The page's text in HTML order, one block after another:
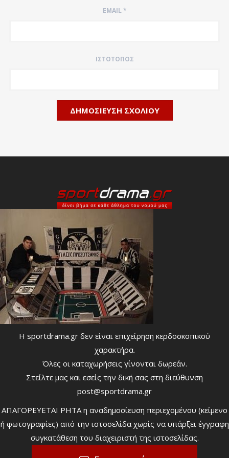
EMAIL*
ΙΣΤΌΤΟΠΟΣ
Η sportdrama.gr δεν είναι επιχείρηση κερδοσκοπικού
χαρακτήρα.
Όλες οι καταχωρήσεις γίνονται δωρεάν.
Στείλτε μας και εσείς την δική σας στη διεύθυνση
post@sportdrama.gr
ΑΠΑΓΟΡΕΥΕΤΑΙ ΡΗΤΑ η αναδημοσίευση περιεχομένου (κείμενο
ή φωτογραφίες) από την ιστοσελίδα χωρίς να υπάρξει έγγραφη
συγκατάθεση του διαχειριστή της ιστοσελίδας.